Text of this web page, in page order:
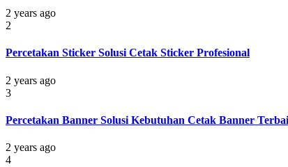
2 years ago
2
Percetakan Sticker Solusi Cetak Sticker Profesional
2 years ago
3
Percetakan Banner Solusi Kebutuhan Cetak Banner
2 years ago
4